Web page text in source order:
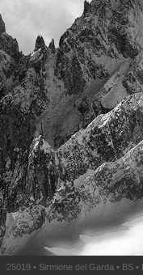
25019 • Sirmione del Garda • BS